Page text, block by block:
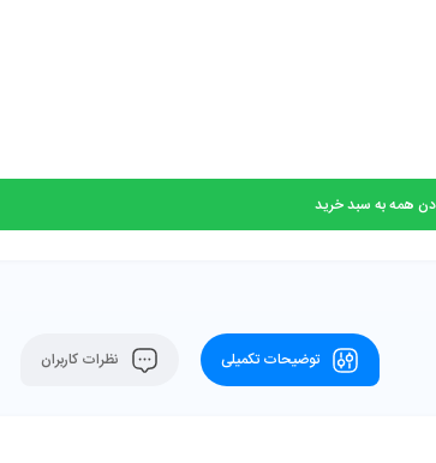
همه به سبد خرید
توضیحات تکمیلی نظرات کاربران